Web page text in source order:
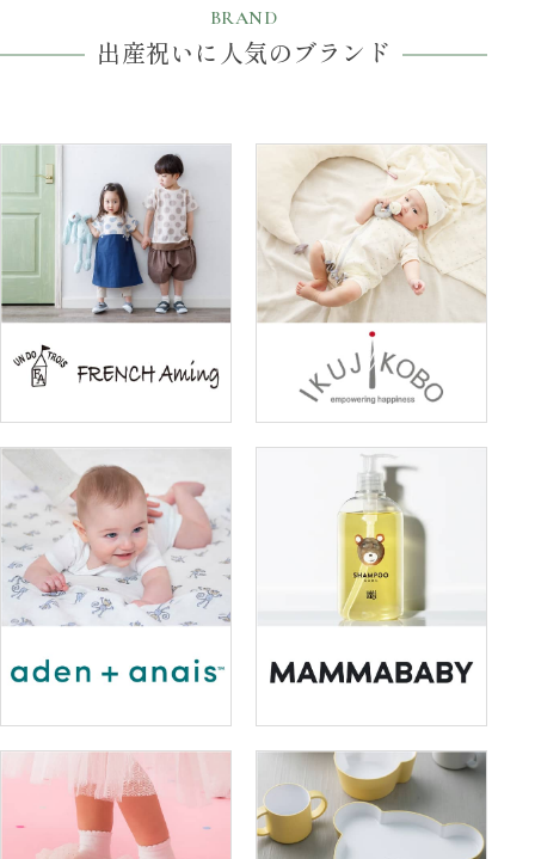
BRAND
出産祝いに人気のブランド